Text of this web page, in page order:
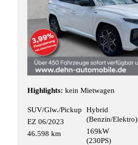
Highlights: kein Mietwagen
SUV/Glw./Pickup
EZ 06/2023
46.598 km
Hybrid
(Benzin/Elektro)
169kW
(230PS)